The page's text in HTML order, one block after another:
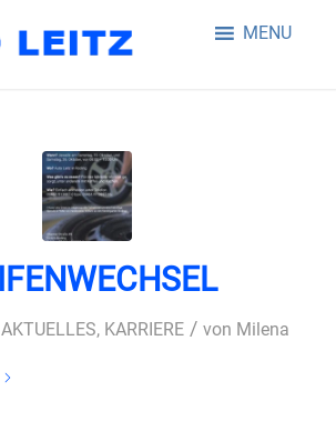
MENU
AKTUELLES, KARRIERE / von Milena